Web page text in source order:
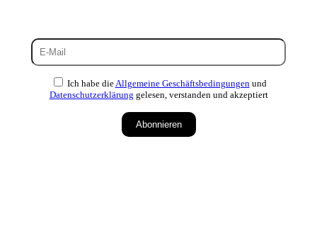
Ich habe die Allgemeine Geschäftsbedingungen und
Datenschutzerklärung gelesen, verstanden und akzeptiert
Abonnieren